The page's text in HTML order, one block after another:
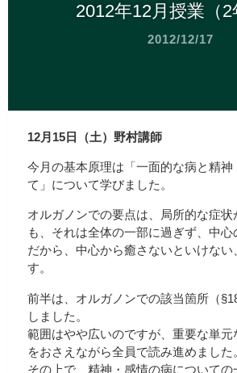
2012年12月授業（2
2012/12/17
12月15日（土）野村講師
今月の基本原理は「一面的な病と精神
て」について学びました。
オルガノンでの要点は、局所的な症状
も、それは全体の一部に過ぎず、中心
だから、中心から癒さないといけな
す。
前半は、オルガノンでの該当箇所（
しました。
範囲はやや広いのですが、重要な単元
をおさえながら全員で読み進めました
その上で、精神・感情の病についての